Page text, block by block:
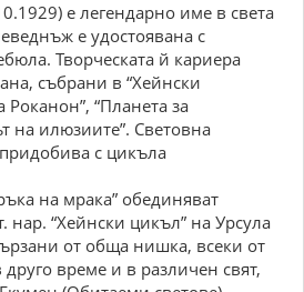
е легендарно име в света
е удостоявана с
Творческата й кариера
събрани в “Хейнски
Роканон”, “Планета за
на илюзиите”. Световна
с цикъла
на мрака” обединяват
нар. “Хейнски цикъл” на Урсула
от обща нишка, всеки от
време и в различен свят,